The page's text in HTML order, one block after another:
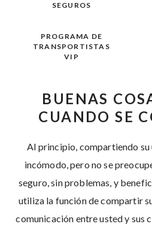
SEGUROS
PROGRAMA DE
TRANSPORTISTAS
VIP
BUENAS
CUANDO SE
Al principio, compartiendo su
incómodo, pero no se
seguro, sin problemas, y
utiliza la función de compartir
comunicación entre usted y sus